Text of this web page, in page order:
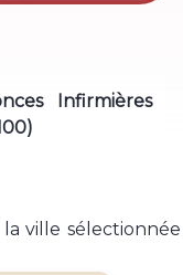
Infirmières
ville sélectionnée